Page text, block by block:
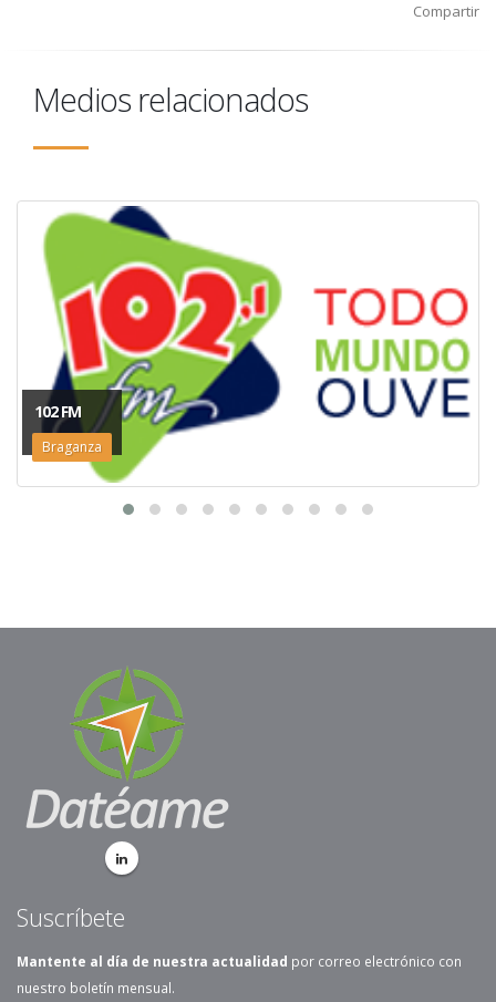
Compartir
Medios relacionados
102 FM
Braganza
Suscríbete
Mantente al día de nuestra actualidad por correo electrónico con
nuestro boletín mensual.